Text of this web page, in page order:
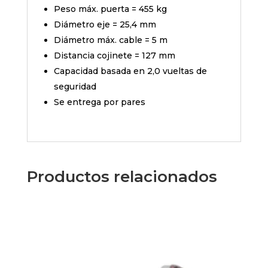
Peso máx. puerta = 455 kg
Diámetro eje = 25,4 mm
Diámetro máx. cable = 5 m
Distancia cojinete = 127 mm
Capacidad basada en 2,0 vueltas de
seguridad
Se entrega por pares
Productos relacionados